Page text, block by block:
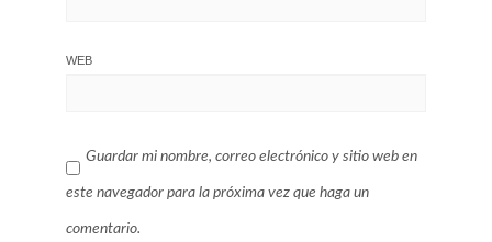
WEB
Guardar mi nombre, correo electrónico y sitio web en
este navegador para la próxima vez que haga un
comentario.